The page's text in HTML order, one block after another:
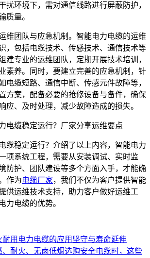
扰环境下，需对通信线路进行屏蔽防护，
质量。
维团队与应急机制。智能电力电缆的运维
，包括电缆技术、传感技术、通信技术等
建专业的运维团队，定期开展技术培训，
素养。同时，要建立完善的应急机制，针
电缆短路、通信中断、传感元件故障等，
方案，配备必要的抢修设备与备件，确保
应、及时处理，减少故障造成的损失。
缆稳定运行？介绍了以上内容，智能电力
项系统工程，需要从安装调试、实时监
防护、团队建设等多个方面入手，才能确
作为电缆厂家，我们不仅为客户提供智能
供运维技术支持，助力客户做好运维工
力电缆的优势。
耐用电力电缆的应用坚守与寿命延伸
、耐火、无卤低烟选购安全电缆时，这些